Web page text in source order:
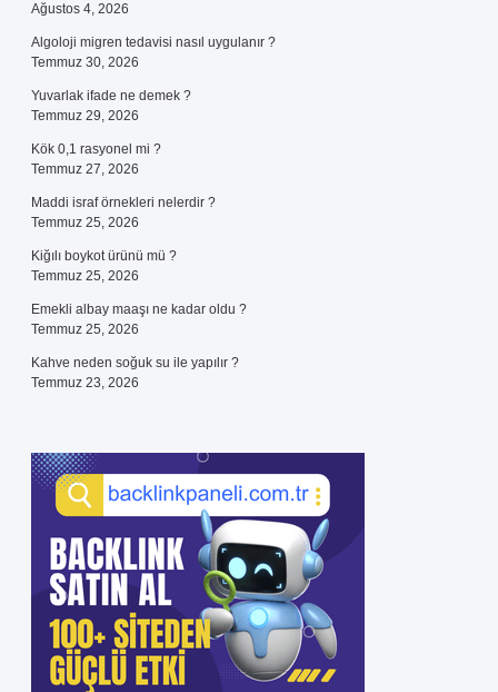
Ağustos 4, 2026
Algoloji migren tedavisi nasıl uygulanır ?
Temmuz 30, 2026
Yuvarlak ifade ne demek ?
Temmuz 29, 2026
Kök 0,1 rasyonel mi ?
Temmuz 27, 2026
Maddi israf örnekleri nelerdir ?
Temmuz 25, 2026
Kiğılı boykot ürünü mü ?
Temmuz 25, 2026
Emekli albay maaşı ne kadar oldu ?
Temmuz 25, 2026
Kahve neden soğuk su ile yapılır ?
Temmuz 23, 2026